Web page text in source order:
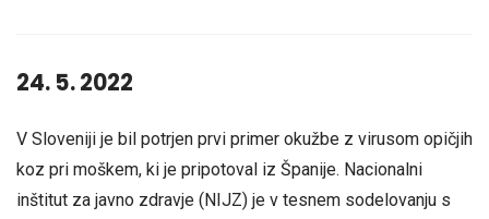
24. 5. 2022
V Sloveniji je bil potrjen prvi primer okužbe z virusom opičjih
koz pri moškem, ki je pripotoval iz Španije. Nacionalni
inštitut za javno zdravje (NIJZ) je v tesnem sodelovanju s